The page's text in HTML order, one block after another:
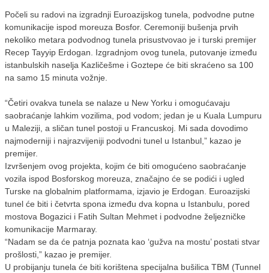
Počeli su radovi na izgradnji Euroazijskog tunela, podvodne putne
komunikacije ispod moreuza Bosfor. Ceremoniji bušenja prvih
nekoliko metara podvodnog tunela prisustvovao je i turski premijer
Recep Tayyip Erdogan. Izgradnjom ovog tunela, putovanje između
istanbulskih naselja Kazličešme i Goztepe će biti skraćeno sa 100
na samo 15 minuta vožnje.
“Četiri ovakva tunela se nalaze u New Yorku i omogućavaju
saobraćanje lahkim vozilima, pod vodom; jedan je u Kuala Lumpuru
u Maleziji, a sličan tunel postoji u Francuskoj. Mi sada dovodimo
najmoderniji i najrazvijeniji podvodni tunel u Istanbul,” kazao je
premijer.
Izvršenjem ovog projekta, kojim će biti omogućeno saobraćanje
vozila ispod Bosforskog moreuza, značajno će se podići i ugled
Turske na globalnim platformama, izjavio je Erdogan. Euroazijski
tunel će biti i četvrta spona između dva kopna u Istanbulu, pored
mostova Bogazici i Fatih Sultan Mehmet i podvodne željezničke
komunikacije Marmaray.
“Nadam se da će patnja poznata kao ‘gužva na mostu’ postati stvar
prošlosti,” kazao je premijer.
U probijanju tunela će biti korištena specijalna bušilica TBM (Tunnel